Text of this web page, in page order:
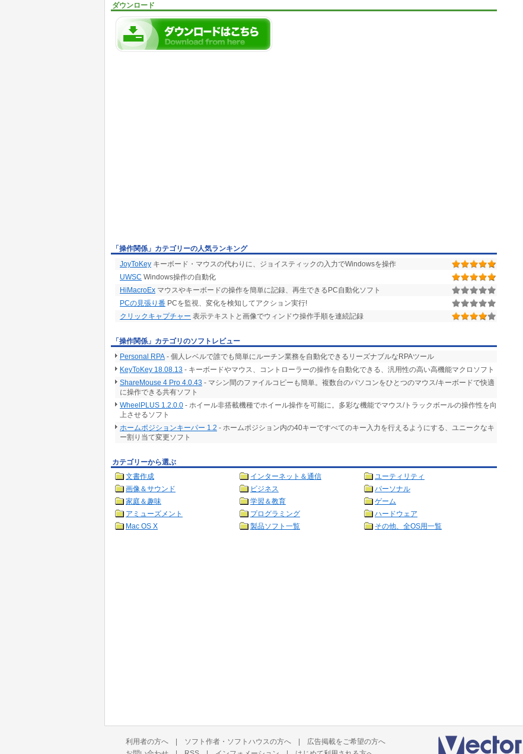
ダウンロード
「操作関係」カテゴリーの人気ランキング
JoyToKey キーボード・マウスの代わりに、ジョイスティックの入力でWindowsを操作
UWSC Windows操作の自動化
HiMacroEx マウスやキーボードの操作を簡単に記録、再生できるPC自動化ソフト
PCの見張り番 PCを監視、変化を検知してアクション実行!
クリックキャプチャー 表示テキストと画像でウィンドウ操作手順を連続記録
「操作関係」カテゴリのソフトレビュー
Personal RPA - 個人レベルで誰でも簡単にルーチン業務を自動化できるリーズナブルなRPAツール
KeyToKey 18.08.13 - キーボードやマウス、コントローラーの操作を自動化できる、汎用性の高い高機能マクロソフト
ShareMouse 4 Pro 4.0.43 - マシン間のファイルコピーも簡単。複数台のパソコンをひとつのマウス/キーボードで快適
に操作できる共有ソフト
WheelPLUS 1.2.0.0 - ホイール非搭載機種でホイール操作を可能に。多彩な機能でマウス/トラックボールの操作性を向
上させるソフト
ホームポジションキーパー 1.2 - ホームポジション内の40キーですべてのキー入力を行えるようにする、ユニークなキ
ー割り当て変更ソフト
カテゴリーから選ぶ
文書作成
インターネット＆通信
ユーティリティ
画像＆サウンド
ビジネス
パーソナル
家庭＆趣味
学習＆教育
ゲーム
アミューズメント
プログラミング
ハードウェア
Mac OS X
製品ソフト一覧 その他、全OS用一覧
利用者の方へ | ソフト作者・ソフトハウスの方へ | 広告掲載をご希望の方へ